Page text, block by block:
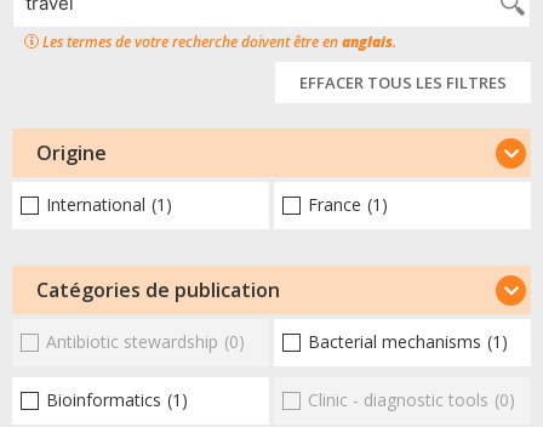
Les termes de votre recherche doivent être enanglais.
EFFACER TOUS LES FILTRES
Origine
International (1) France (1)
Catégories de publication
Antibiotic stewardship (0) Bacterial mechanisms (1)
Bioinformatics (1) Clinic - diagnostic tools (0)